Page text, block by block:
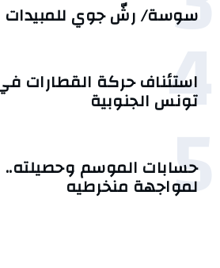
سوسة/ رشّ جوي للمبيدات
4
استئناف حركة القطارات في
تونس الجنوبية
5
حسابات الموسم وحصيلته..
لمواجهة منخرطيه